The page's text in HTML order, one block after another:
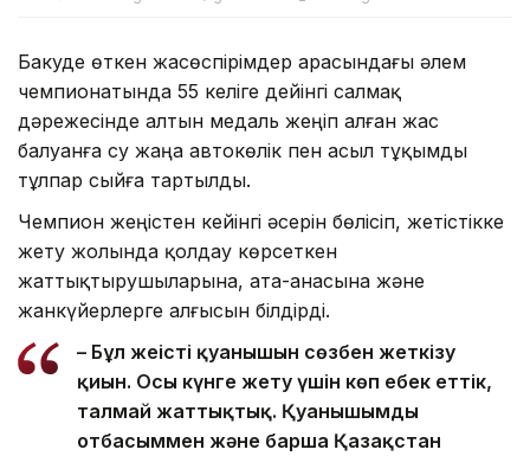
Бакуде өткен жасөспірімдер арасындағы әлем
чемпионатында 55 келіге дейінгі салмақ
дәрежесінде алтын медаль жеңіп алған жас
балуанға су жаңа автокөлік пен асыл тұқымды
тұлпар сыйға тартылды.
Чемпион жеңістен кейінгі әсерін бөлісіп, жетістікке
жету жолында қолдау көрсеткен
жаттықтырушыларына, ата-анасына және
жанкүйерлерге алғысын білдірді.
– Бұл жеңістің қуанышын сөзбен жеткізу
қиын. Осы күнге жету үшін көп еңбек еттік,
талмай жаттықтық. Қуанышымды
отбасыммен және барша Қазақстан